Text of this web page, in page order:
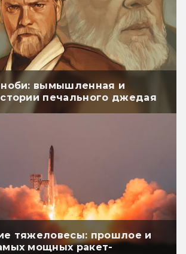
вымышленная и
печального джедая
тяжеловесы: прошлое и
мощных ракет-